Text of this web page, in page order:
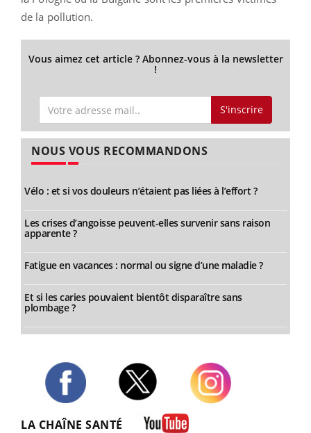
de la pollution.
Vous aimez cet article ? Abonnez-vous à la newsletter
!
S'inscrire
NOUS VOUS RECOMMANDONS
Vélo : et si vos douleurs n’étaient pas liées à l’effort ?
Les crises d’angoisse peuvent-elles survenir sans raison
apparente ?
Fatigue en vacances : normal ou signe d’une maladie ?
Et si les caries pouvaient bientôt disparaître sans
plombage ?
LA CHAÎNE SANTÉ